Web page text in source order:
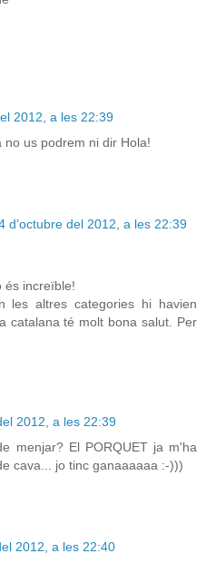
2012, a les 22:39
us podrem ni dir Hola!
d’octubre del 2012, a les 22:39
és increïble!
les altres categories hi havien
catalana té molt bona salut. Per
2012, a les 22:39
menjar? El PORQUET ja m'ha
cava... jo tinc ganaaaaaa :-)))
2012, a les 22:40